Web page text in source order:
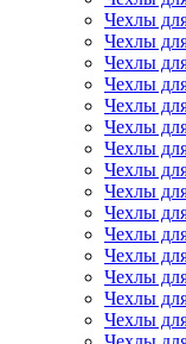
Чехлы
Чехлы
Чехлы
Чехлы
Чехлы
Чехлы
Чехлы
Чехлы
Чехлы
Чехлы
Чехлы
Чехлы
Чехлы
Чехлы
Чехлы